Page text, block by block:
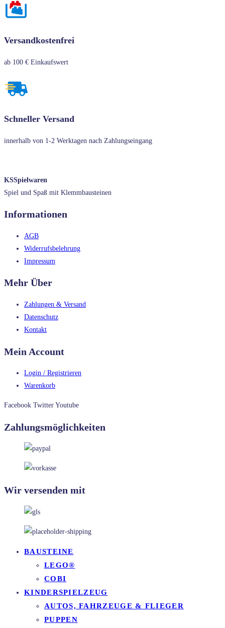
Versandkostenfrei
ab 100 € Einkaufswert
Schneller Versand
innerhalb von 1-2 Werktagen nach Zahlungseingang
KSSpielwaren
Spiel und Spaß mit Klemmbausteinen
Informationen
AGB
Widerrufsbelehrung
Impressum
Mehr Über
Zahlungen & Versand
Datenschutz
Kontakt
Mein Account
Login / Registrieren
Warenkorb
Facebook Twitter Youtube
Zahlungsmöglichkeiten
Wir versenden mit
BAUSTEINE
LEGO®
COBI
KINDERSPIELZEUG
AUTOS, FAHRZEUGE & FLIEGER
PUPPEN